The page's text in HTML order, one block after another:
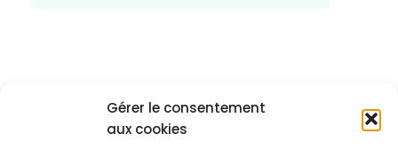
Gérer le consentement
aux cookies